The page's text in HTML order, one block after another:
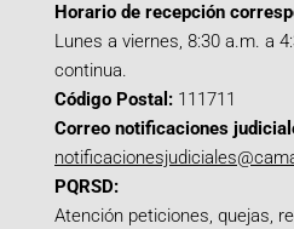
Horario de recepción
Lunes a viernes, 8:30 a.m. a
continua.
Código Postal: 111711
Correo notificaciones
PQRSD:
Atención peticiones, quejas,